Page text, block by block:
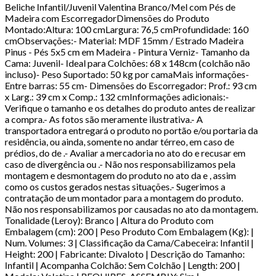
Beliche Infantil/Juvenil Valentina Branco/Mel com Pés de
Madeira com EscorregadorDimensões do Produto
Montado:Altura: 100 cmLargura: 76,5 cmProfundidade: 160
cmObservações:- Material: MDF 15mm / Estrado Madeira
Pinus - Pés 5x5 cm em Madeira - Pintura Verniz- Tamanho da
Cama: Juvenil- Ideal para Colchões: 68 x 148cm (colchão não
incluso)- Peso Suportado: 50 kg por camaMais informações-
Entre barras: 55 cm- Dimensões do Escorregador: Prof.: 93 cm
x Larg.: 39 cm x Comp.: 132 cmInformações adicionais:-
Verifique o tamanho e os detalhes do produto antes de realizar
a compra.- As fotos são meramente ilustrativa.- A
transportadora entregará o produto no portão e/ou portaria da
residência, ou ainda, somente no andar térreo, em caso de
prédios, do de .- Avaliar a mercadoria no ato do e recusar em
caso de divergência ou .- Não nos responsabilizamos pela
montagem e desmontagem do produto no ato da e , assim
como os custos gerados nestas situações.- Sugerimos a
contratação de um montador para a montagem do produto.
Não nos responsabilizamos por causadas no ato da montagem.
Tonalidade (Leroy): Branco | Altura do Produto com
Embalagem (cm): 200 | Peso Produto Com Embalagem (Kg): |
Num. Volumes: 3 | Classificação da Cama/Cabeceira: Infantil |
Height: 200 | Fabricante: Divaloto | Descrição do Tamanho:
Infantil | Acompanha Colchão: Sem Colchão | Length: 200 |